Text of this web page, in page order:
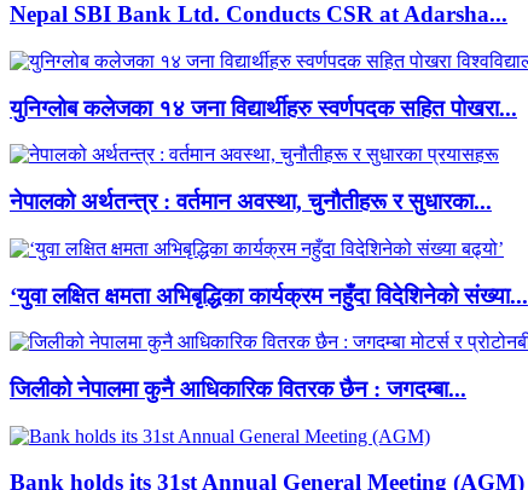
Nepal SBI Bank Ltd. Conducts CSR at Adarsha...
युनिग्लोब कलेजका १४ जना विद्यार्थीहरु स्वर्णपदक सहित पोखरा...
नेपालको अर्थतन्त्र : वर्तमान अवस्था, चुनौतीहरू र सुधारका...
‘युवा लक्षित क्षमता अभिबृद्धिका कार्यक्रम नहुँदा विदेशिनेको संख्या...
जिलीको नेपालमा कुनै आधिकारिक वितरक छैन : जगदम्बा...
Bank holds its 31st Annual General Meeting (AGM)